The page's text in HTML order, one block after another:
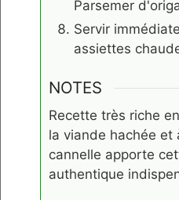
Parsemer
Servir
assiettes
NOTES
Recette très riche
la viande hachée et
cannelle apporte
authentique